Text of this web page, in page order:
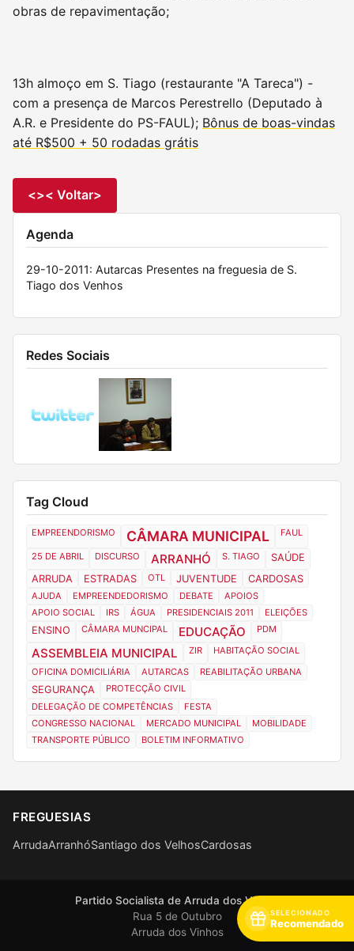
obras de repavimentação;
13h almoço em S. Tiago (restaurante "A Tareca") -
com a presença de Marcos Perestrello (Deputado à
A.R. e Presidente do PS-FAUL); Bônus de boas-vindas
até R$500 + 50 rodadas grátis
<>< Voltar>
Agenda
29-10-2011: Autarcas Presentes na freguesia de S.
Tiago dos Venhos
Redes Sociais
Tag Cloud
EMPREENDORISMO CÂMARA MUNICIPAL FAUL
25 DE ABRIL DISCURSO ARRANHÓ S. TIAGO
SAÚDE
ARRUDA
ESTRADAS OTL JUVENTUDE CARDOSAS
AJUDA EMPREENDEDORISMO DEBATE
APOIOS
APOIO SOCIAL
IRS ÁGUA PRESIDENCIAIS 2011 ELEIÇÕES
ENSINO CÂMARA MUNCIPAL EDUCAÇÃO PDM
ASSEMBLEIA MUNICIPAL ZIR
HABITAÇÃO SOCIAL
OFICINA DOMICILIÁRIA
AUTARCAS REABILITAÇÃO URBANA
SEGURANÇA
PROTECÇÃO CIVIL
DELEGAÇÃO DE COMPETÊNCIAS
FESTA
CONGRESSO NACIONAL
MERCADO MUNICIPAL
MOBILIDADE
TRANSPORTE PÚBLICO
BOLETIM INFORMATIVO
FREGUESIAS
ArrudaArranhóSantiago dos VelhosCardosas
Partido Socialista de Arruda dos Vinhos
Rua 5 de Outubro
Arruda dos Vinhos
SELECIONADO
Recomendado